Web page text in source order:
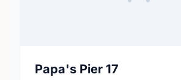
Papa's Pier 17